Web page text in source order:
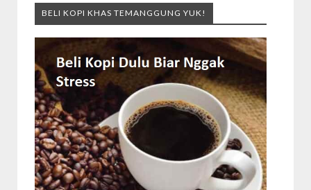
BELI KOPI KHAS TEMANGGUNG YUK!